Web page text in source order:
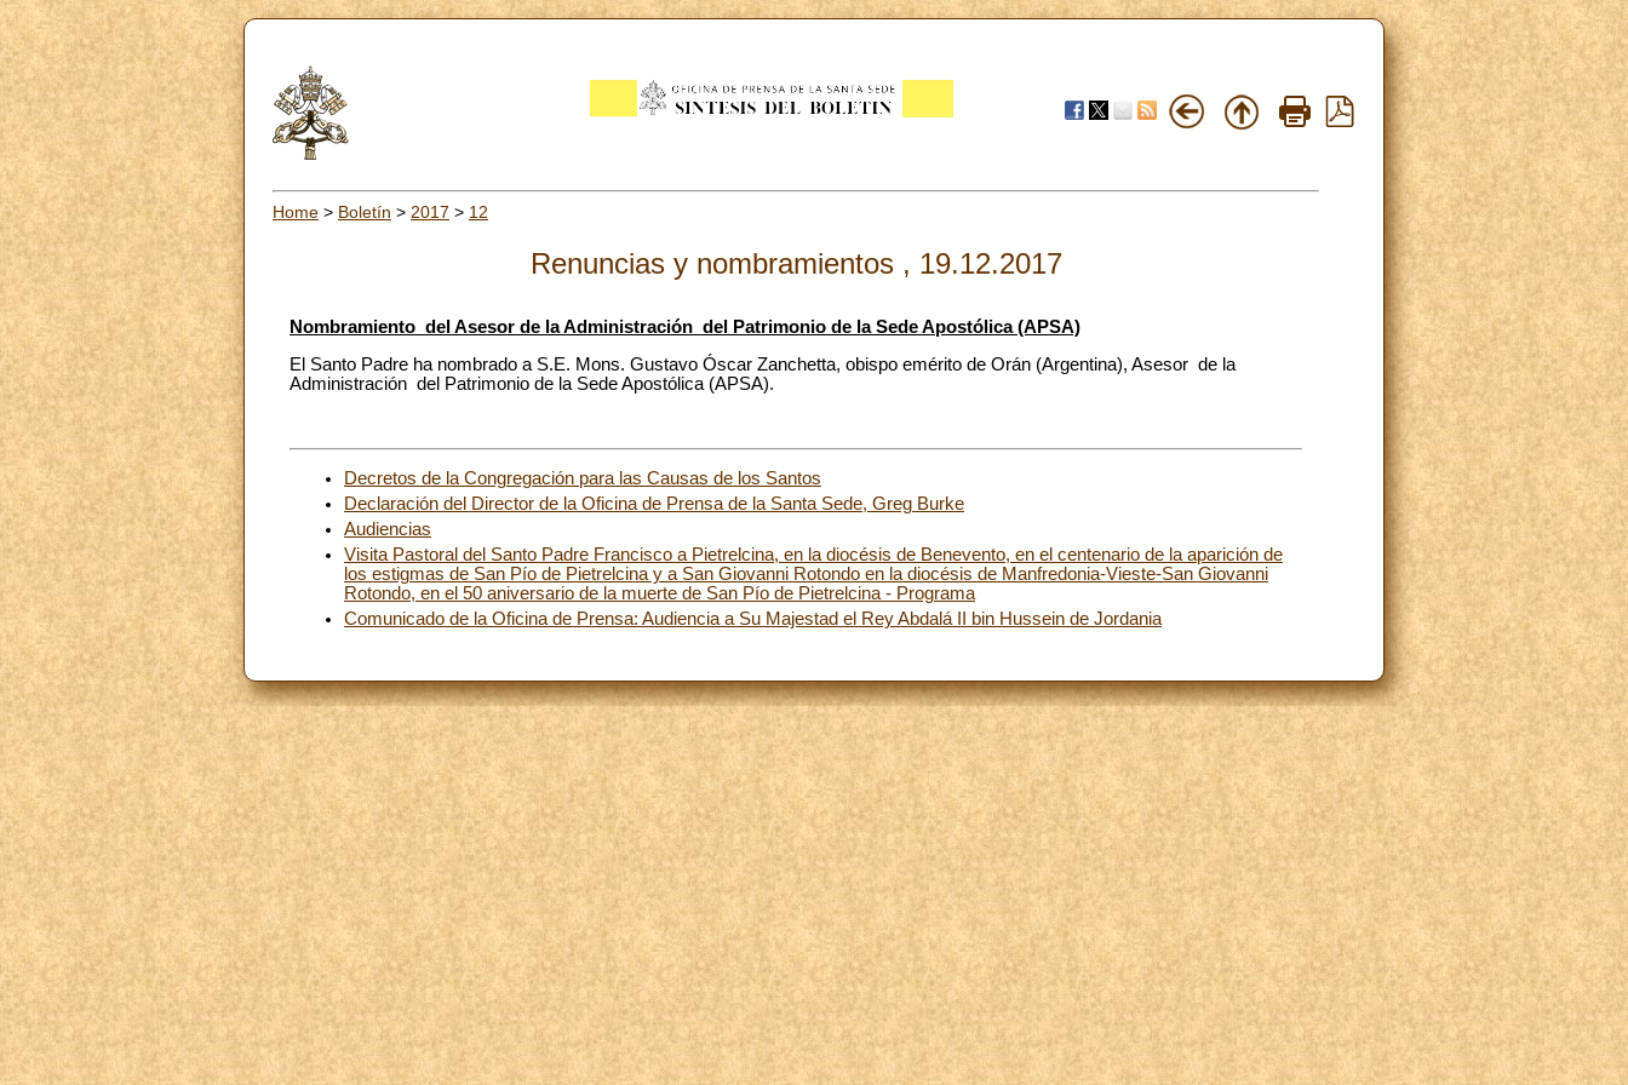
Home > Boletín > 2017 > 12
Renuncias y nombramientos , 19.12.2017
Nombramiento del Asesor de la Administración del Patrimonio de la Sede Apostólica (APSA)
El Santo Padre ha nombrado a S.E. Mons. Gustavo Óscar Zanchetta, obispo emérito de Orán (Argentina), Asesor de la
Administración del Patrimonio de la Sede Apostólica (APSA).
Decretos de la Congregación para las Causas de los Santos
Declaración del Director de la Oficina de Prensa de la Santa Sede, Greg Burke
Audiencias
Visita Pastoral del Santo Padre Francisco a Pietrelcina, en la diocésis de Benevento, en el centenario de la aparición de
los estigmas de San Pío de Pietrelcina y a San Giovanni Rotondo en la diocésis de Manfredonia-Vieste-San Giovanni
Rotondo, en el 50 aniversario de la muerte de San Pío de Pietrelcina - Programa
Comunicado de la Oficina de Prensa: Audiencia a Su Majestad el Rey Abdalá II bin Hussein de Jordania